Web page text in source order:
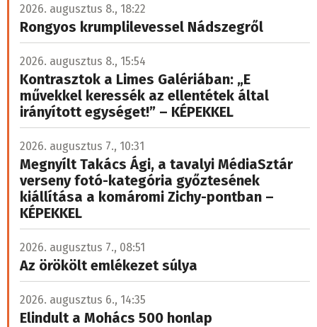
2026. augusztus 8., 18:22
Rongyos krumplilevessel Nádszegről
2026. augusztus 8., 15:54
Kontrasztok a Limes Galériában: „E
művekkel keressék az ellentétek által
irányított egységet!” – KÉPEKKEL
2026. augusztus 7., 10:31
Megnyílt Takács Ági, a tavalyi MédiaSztár
verseny fotó-kategória győztesének
kiállítása a komáromi Zichy-pontban –
KÉPEKKEL
2026. augusztus 7., 08:51
Az örökölt emlékezet súlya
2026. augusztus 6., 14:35
Elindult a Mohács 500 honlap